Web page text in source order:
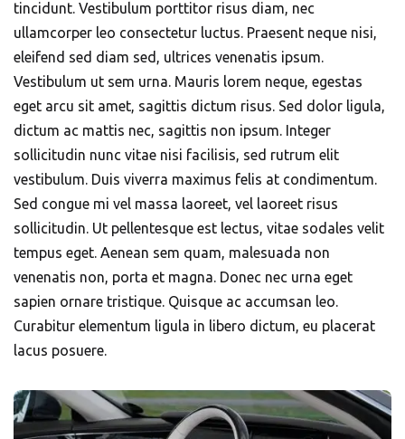
tincidunt. Vestibulum porttitor risus diam, nec
ullamcorper leo consectetur luctus. Praesent neque nisi,
eleifend sed diam sed, ultrices venenatis ipsum.
Vestibulum ut sem urna. Mauris lorem neque, egestas
eget arcu sit amet, sagittis dictum risus. Sed dolor ligula,
dictum ac mattis nec, sagittis non ipsum. Integer
sollicitudin nunc vitae nisi facilisis, sed rutrum elit
vestibulum. Duis viverra maximus felis at condimentum.
Sed congue mi vel massa laoreet, vel laoreet risus
sollicitudin. Ut pellentesque est lectus, vitae sodales velit
tempus eget. Aenean sem quam, malesuada non
venenatis non, porta et magna. Donec nec urna eget
sapien ornare tristique. Quisque ac accumsan leo.
Curabitur elementum ligula in libero dictum, eu placerat
lacus posuere.